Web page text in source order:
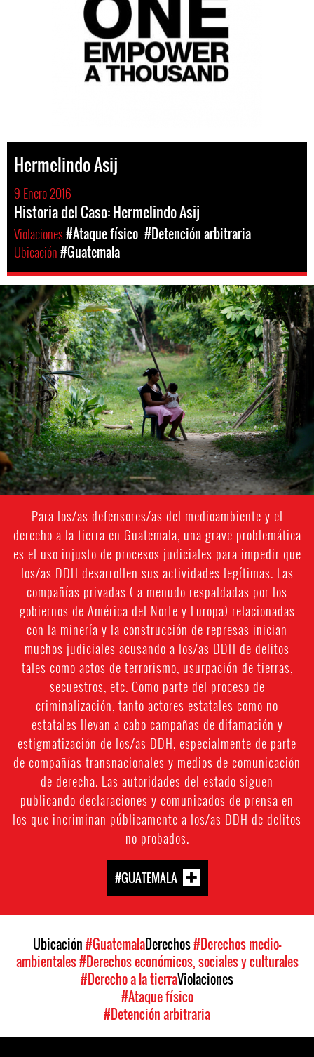
Hermelindo Asij
9 Enero 2016
Historia del Caso: Hermelindo Asij
Violaciones#Ataque físico #Detención arbitraria
Ubicación#Guatemala
guatemala-
general-
context.jpg
Para los/as defensores/as del medioambiente y el
derecho a la tierra en Guatemala, una grave problemática
es el uso injusto de procesos judiciales para impedir que
los/as DDH desarrollen sus actividades legítimas. Las
compañías privadas ( a menudo respaldadas por los
gobiernos de América del Norte y Europa) relacionadas
con la minería y la construcción de represas inician
muchos judiciales acusando a los/as DDH de delitos
tales como actos de terrorismo, usurpación de tierras,
secuestros, etc. Como parte del proceso de
criminalización, tanto actores estatales como no
estatales llevan a cabo campañas de difamación y
estigmatización de los/as DDH, especialmente de parte
de compañías transnacionales y medios de comunicación
de derecha. Las autoridades del estado siguen
publicando declaraciones y comunicados de prensa en
los que incriminan públicamente a los/as DDH de delitos
no probados.
#GUATEMALA
Ubicación#GuatemalaDerechos#Derechos medio-
ambientales#Derechos económicos, sociales y culturales
#Derecho a la tierraViolaciones
#Ataque físico
#Detención arbitraria